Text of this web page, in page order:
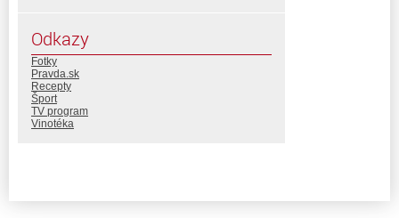
Odkazy
Fotky
Pravda.sk
Recepty
Šport
TV program
Vinotéka